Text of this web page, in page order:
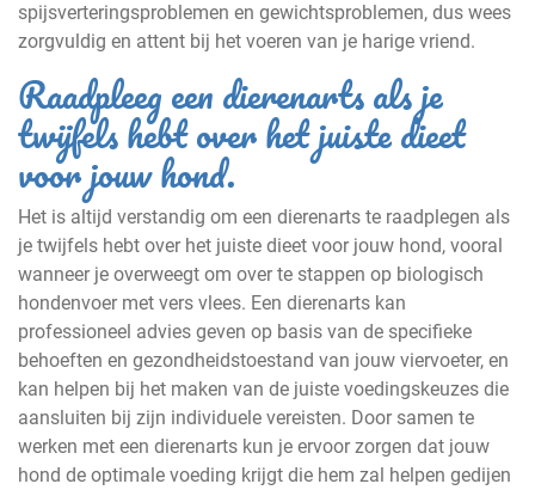
spijsverteringsproblemen en gewichtsproblemen, dus wees
zorgvuldig en attent bij het voeren van je harige vriend.
Raadpleeg een dierenarts als je
twijfels hebt over het juiste dieet
voor jouw hond.
Het is altijd verstandig om een dierenarts te raadplegen als
je twijfels hebt over het juiste dieet voor jouw hond, vooral
wanneer je overweegt om over te stappen op biologisch
hondenvoer met vers vlees. Een dierenarts kan
professioneel advies geven op basis van de specifieke
behoeften en gezondheidstoestand van jouw viervoeter, en
kan helpen bij het maken van de juiste voedingskeuzes die
aansluiten bij zijn individuele vereisten. Door samen te
werken met een dierenarts kun je ervoor zorgen dat jouw
hond de optimale voeding krijgt die hem zal helpen gedijen